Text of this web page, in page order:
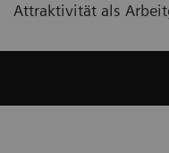
Attraktivität als